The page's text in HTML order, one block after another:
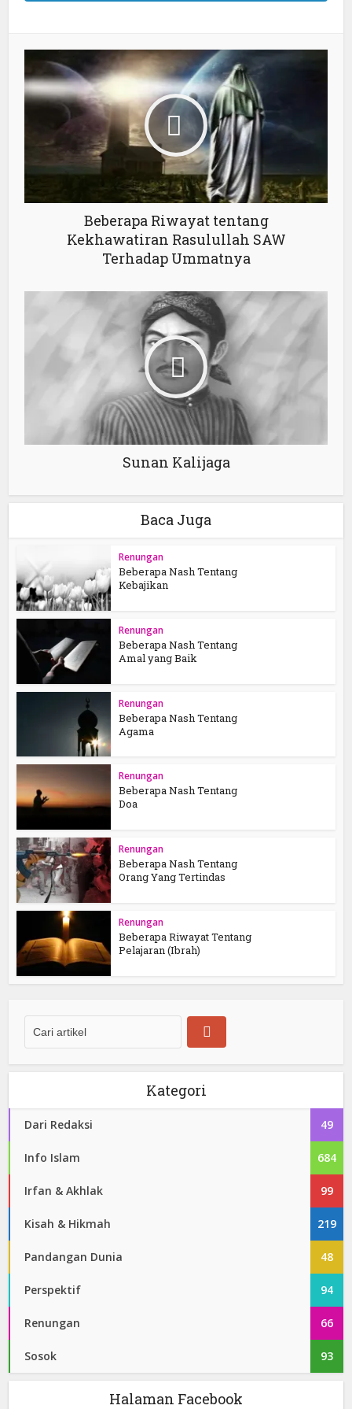
Beberapa Riwayat tentang
Kekhawatiran Rasulullah SAW
Terhadap Ummatnya
Sunan Kalijaga
Baca Juga
Renungan
Beberapa Nash Tentang
Kebajikan
Renungan
Beberapa Nash Tentang
Amal yang Baik
Renungan
Beberapa Nash Tentang
Agama
Renungan
Beberapa Nash Tentang
Doa
Renungan
Beberapa Nash Tentang
Orang Yang Tertindas
Renungan
Beberapa Riwayat Tentang
Pelajaran (Ibrah)
Kategori
Dari Redaksi 49
Info Islam 684
Irfan & Akhlak 99
Kisah & Hikmah 219
Pandangan Dunia 48
Perspektif 94
Renungan 66
Sosok 93
Halaman Facebook